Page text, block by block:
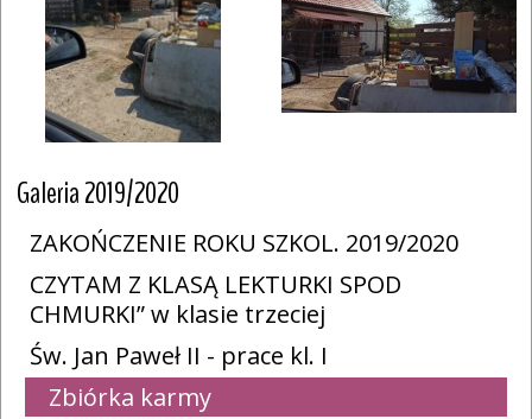
Galeria 2019/2020
ZAKOŃCZENIE ROKU SZKOL. 2019/2020
CZYTAM Z KLASĄ LEKTURKI SPOD
CHMURKI” w klasie trzeciej
Św. Jan Paweł II - prace kl. I
Zbiórka karmy